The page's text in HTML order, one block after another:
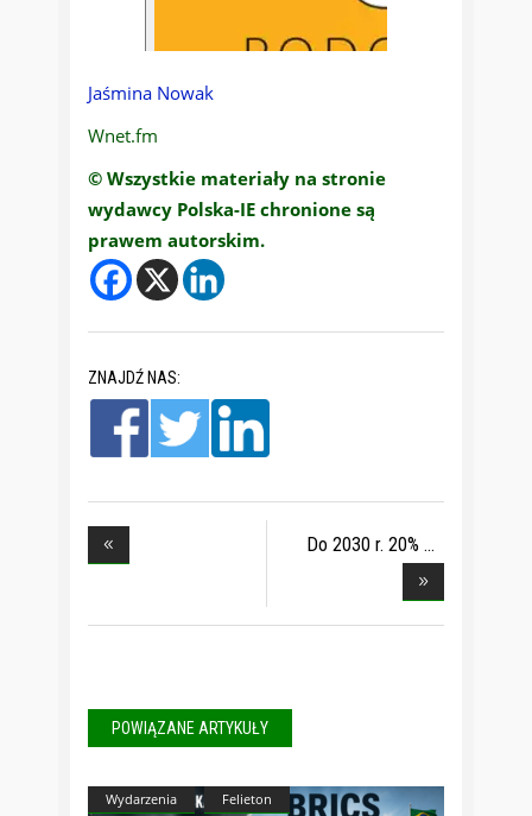
Jaśmina Nowak
Wnet.fm
© Wszystkie materiały na stronie
wydawcy Polska-IE chronione są
prawem autorskim.
ZNAJDŹ NAS:
Do 2030 r. 20%
POWIĄZANE ARTYKUŁY
Wydarzenia Felieton